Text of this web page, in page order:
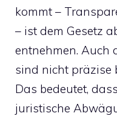
kommt –
– ist dem Gesetz
entnehmen. Auch
sind nicht präzise
Das bedeutet,
juristische